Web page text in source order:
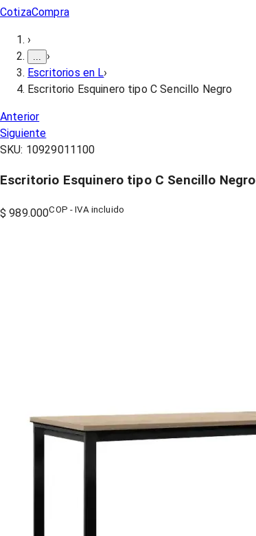
CotizaCompra
›
›
Escritorios en L›
Escritorio Esquinero tipo C Sencillo Negro
Anterior
Siguiente
SKU: 10929011100
Escritorio Esquinero tipo C Sencillo Negro
$ 989.000COP - IVA incluido